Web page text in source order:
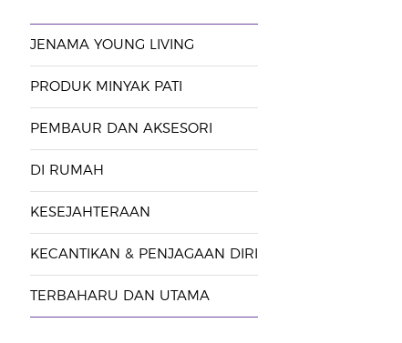
JENAMA YOUNG LIVING
PRODUK MINYAK PATI
PEMBAUR DAN AKSESORI
DI RUMAH
KESEJAHTERAAN
KECANTIKAN & PENJAGAAN DIRI
TERBAHARU DAN UTAMA